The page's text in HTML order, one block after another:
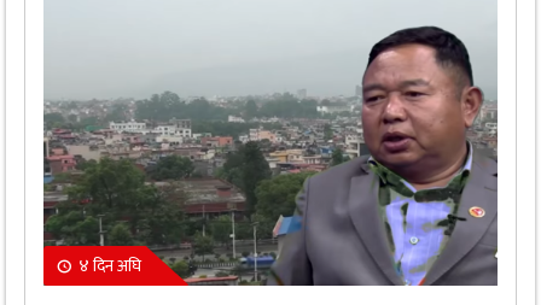
४ दिन अघि